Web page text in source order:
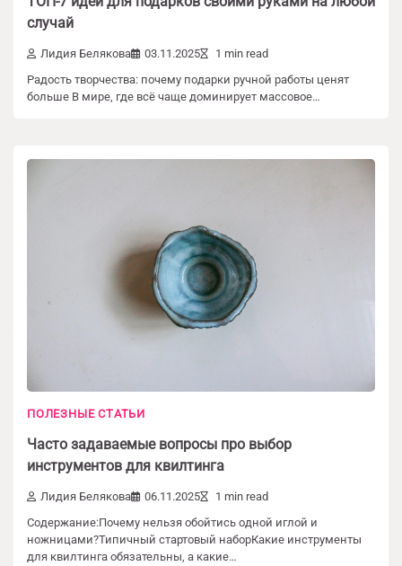
случай
Лидия Белякова 03.11.2025
1 min read
Радость творчества: почему подарки ручной работы ценят
больше В мире, где всё чаще доминирует массовое…
ПОЛЕЗНЫЕ СТАТЬИ
Часто задаваемые вопросы про выбор
инструментов для квилтинга
Лидия Белякова 06.11.2025
1 min read
Содержание:Почему нельзя обойтись одной иглой и
ножницами?Типичный стартовый наборКакие инструменты
для квилтинга обязательны, а какие…